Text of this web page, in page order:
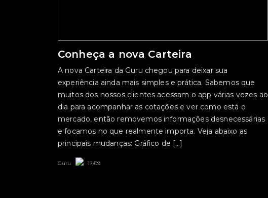
Conheça a nova Carteira
A nova Carteira da Guru chegou para deixar sua
experiência ainda mais simples e prática. Sabemos que
muitos dos nossos clientes acessam o app várias vezes ao
dia para acompanhar as cotações e ver como está o
mercado, então removemos informações desnecessárias
e focamos no que realmente importa. Veja abaixo as
principais mudanças: Gráfico de […]
Guru 17/09